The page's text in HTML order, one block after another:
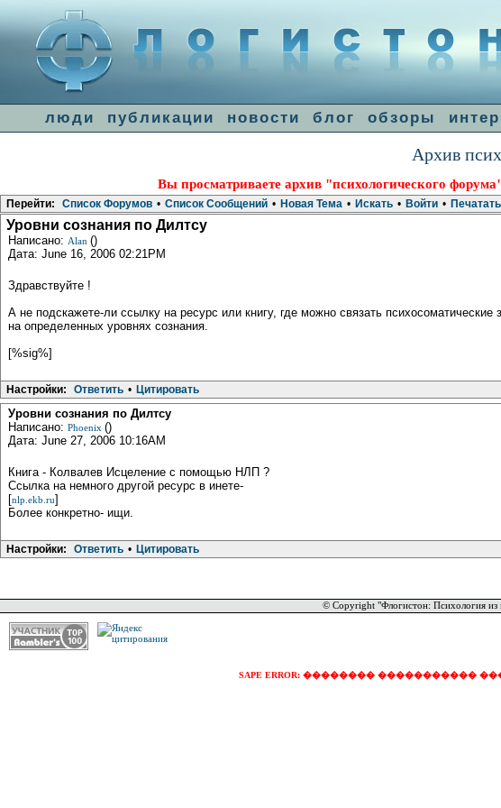
люди публикации новости блог обзоры
Архив
Вы просматриваете архив "психологического
Перейти: Список Форумов • Список Сообщений • Новая Тема • Искать • Войти • Печатать
Уровни сознания по Дилтсу
Написано: Alan ()
Дата: June 16, 2006 02:21PM
Здравствуйте !
А не подскажете-ли ссылку на ресурс или книгу, где можно связать
на определенных уровнях сознания.
[%sig%]
Настройки: Ответить • Цитировать
Уровни сознания по Дилтсу
Написано: Phoenix ()
Дата: June 27, 2006 10:16AM
Книга - Колвалев Исцеление с помощью НЛП ?
Ссылка на немного другой ресурс в инете-
[nlp.ekb.ru]
Более конкретно- ищи.
Настройки: Ответить • Цитировать
© Copyright "Флогистон: Психология из
SAPE ERROR: �������� ����������� ������